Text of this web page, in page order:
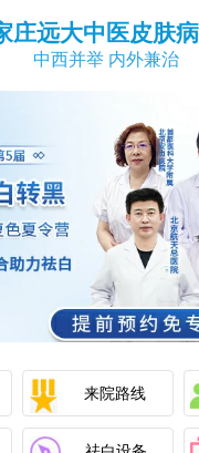
庄远大中医皮肤
中西并举 内外兼治
来院路线